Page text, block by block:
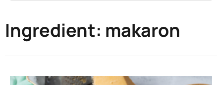
Ingredient: makaron